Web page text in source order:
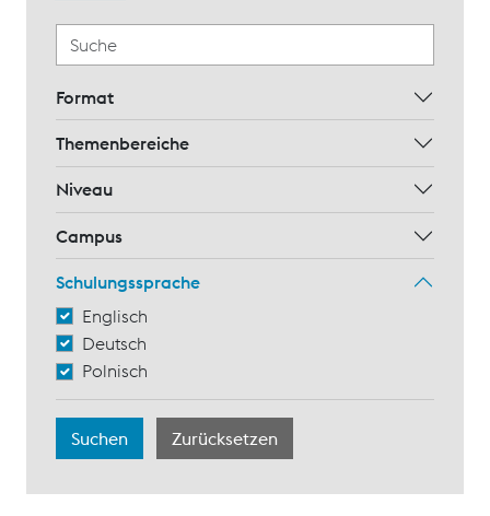
Format
Themenbereiche
Niveau
Campus
Schulungssprache
Englisch
Deutsch
Polnisch